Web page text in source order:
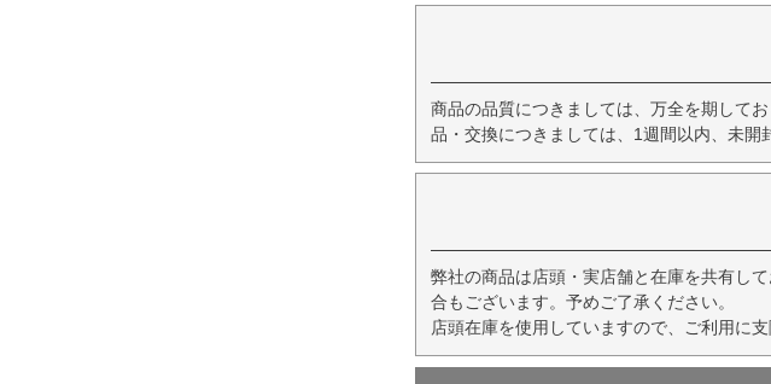
商品の品質につきましては、万全を期して
品・交換につきましては、1週間以内、未開
弊社の商品は店頭・実店舗と在庫を共有し
合もございます。予めご了承ください。
店頭在庫を使用していますので、ご利用に